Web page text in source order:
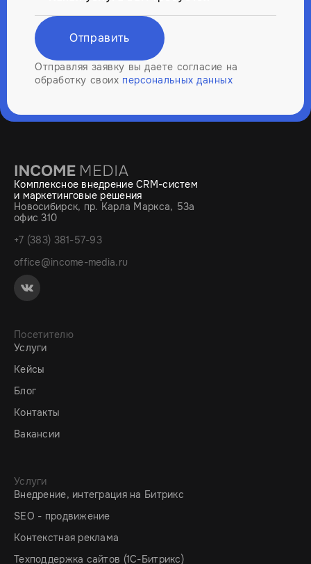
Отправить
Отправляя заявку вы даете согласие на
обработку своих персональных данных
Комплексное внедрение CRM-систем
и маркетинговые решения
Новосибирск, пр. Карла Маркса, 53а
офис 310
+7 (383) 381-57-93
office@income-media.ru
Услуги
Внедрение, интеграция на Битрикс
SEO - продвижение
Контекстная реклама
Техподдержка сайтов (1C-Битрикс)
Посетителю
Услуги
Кейсы
Блог
Контакты
Вакансии